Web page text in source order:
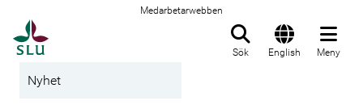
Medarbetarwebben
Sök English Meny
Nyhet